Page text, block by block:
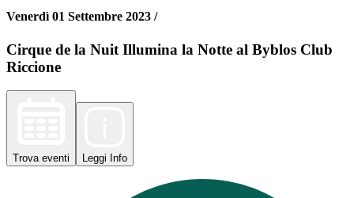
Venerdì 01 Settembre 2023 /
Cirque de la Nuit Illumina la Notte al Byblos Club
Riccione
Trova eventi Leggi Info